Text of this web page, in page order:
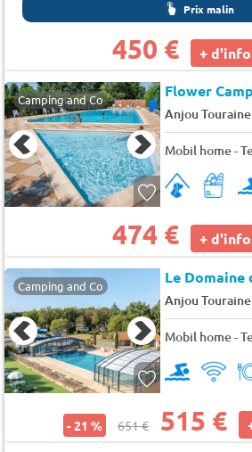
Prix malin
450 € +
Camping and Co
Anjou Touraine
Mobil home -
474 € +
Camping and Co Le Domaine
Anjou Touraine
Mobil home -
- 21 % 651 € 515 €